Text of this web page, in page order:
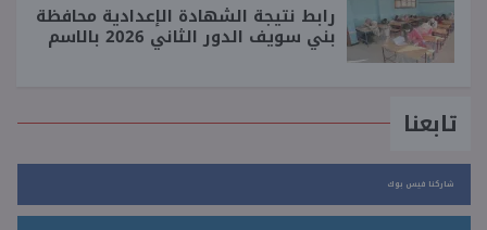
رابط نتيجة الشهادة الإعدادية محافظة
بني سويف الدور الثاني 2026 بالاسم
تابعنا
شاركنا فيس بوك